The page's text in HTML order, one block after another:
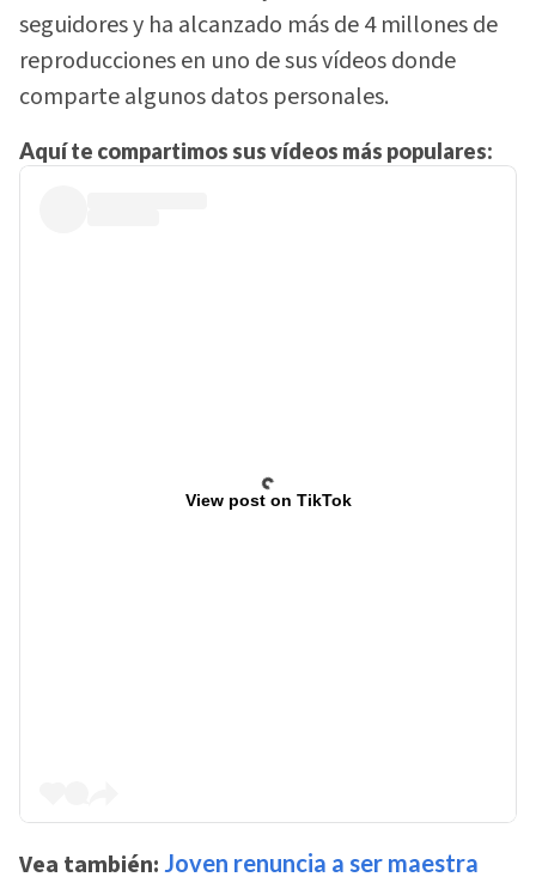
seguidores y ha alcanzado más de 4 millones de
reproducciones en uno de sus vídeos donde
comparte algunos datos personales.
Aquí te compartimos sus vídeos más populares:
View post on TikTok
Vea también: Joven renuncia a ser maestra